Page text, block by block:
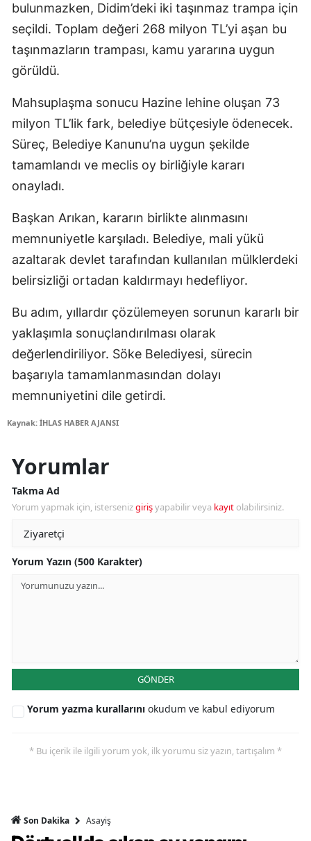
bulunmazken, Didim’deki iki taşınmaz trampa için
seçildi. Toplam değeri 268 milyon TL’yi aşan bu
taşınmazların trampası, kamu yararına uygun
görüldü.
Mahsuplaşma sonucu Hazine lehine oluşan 73
milyon TL’lik fark, belediye bütçesiyle ödenecek.
Süreç, Belediye Kanunu’na uygun şekilde
tamamlandı ve meclis oy birliğiyle kararı
onayladı.
Başkan Arıkan, kararın birlikte alınmasını
memnuniyetle karşıladı. Belediye, mali yükü
azaltarak devlet tarafından kullanılan mülklerdeki
belirsizliği ortadan kaldırmayı hedefliyor.
Bu adım, yıllardır çözülemeyen sorunun kararlı bir
yaklaşımla sonuçlandırılması olarak
değerlendiriliyor. Söke Belediyesi, sürecin
başarıyla tamamlanmasından dolayı
memnuniyetini dile getirdi.
Kaynak: İHLAS HABER AJANSI
Yorumlar
Takma Ad
Yorum yapmak için, istersenizgirişyapabilir veya kayıt olabilirsiniz.
Yorum Yazın (500 Karakter)
GÖNDER
Yorum yazma kurallarını okudum ve kabul ediyorum
* Bu içerik ile ilgili yorum yok, ilk yorumu siz yazın, tartışalım *
Son Dakika Asayiş